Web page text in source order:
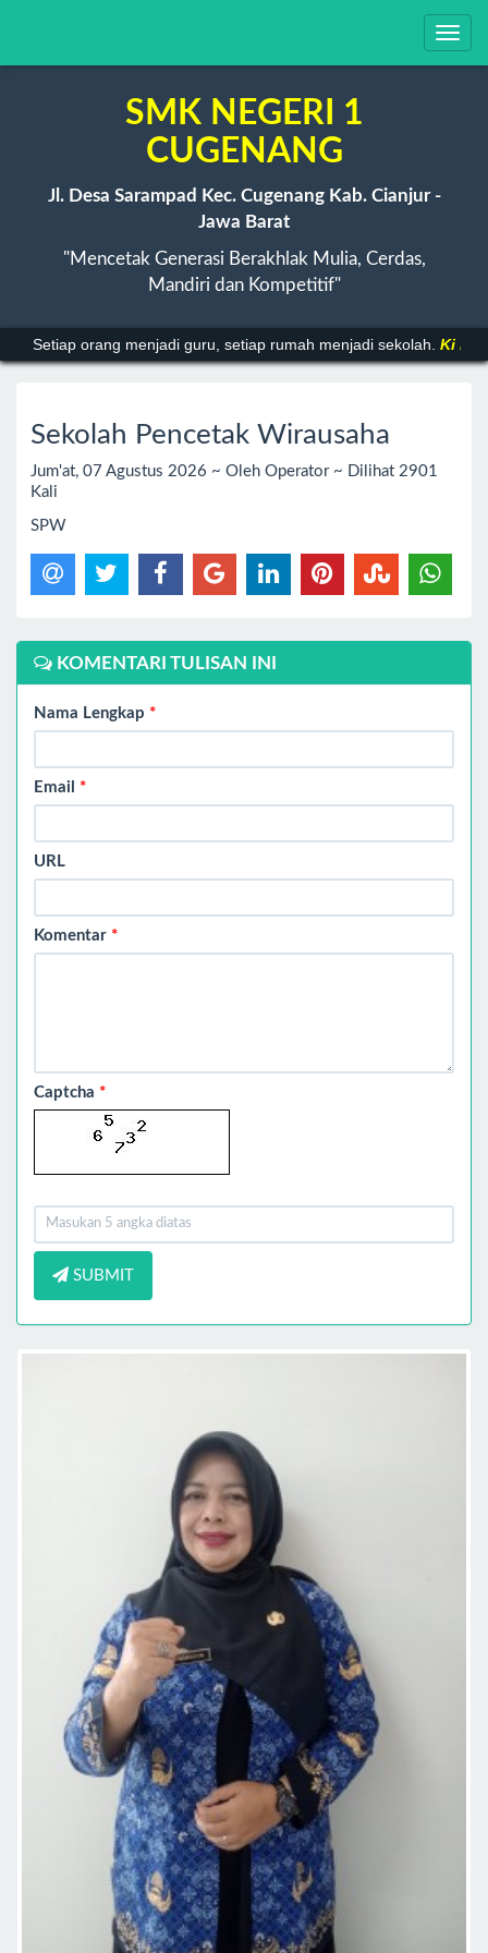
SMK NEGERI 1
CUGENANG
Jl. Desa Sarampad Kec. Cugenang Kab. Cianjur -
Jawa Barat
"Mencetak Generasi Berakhlak Mulia, Cerdas,
Mandiri dan Kompetitif"
Setiap orang menjadi guru, setiap rumah menjadi sekolah. Ki
Sekolah Pencetak Wirausaha
Jum'at, 07 Agustus 2026 ~ Oleh Operator ~ Dilihat 2901
Kali
SPW
KOMENTARI TULISAN INI
Nama Lengkap *
Email *
URL
Komentar *
Captcha *
SUBMIT